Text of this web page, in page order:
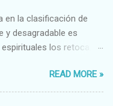
en la clasificación de
y desagradable es
los retoca.
Enfermo Selecto-
3 ESPIRITUALES a)
READ MORE »